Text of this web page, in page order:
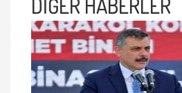
DİĞER HABERLER